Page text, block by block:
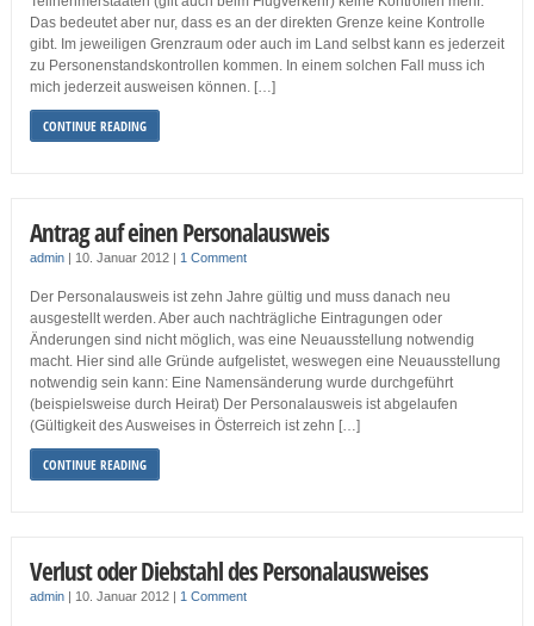
Das bedeutet aber nur, dass es an der direkten Grenze keine Kontrolle
gibt. Im jeweiligen Grenzraum oder auch im Land selbst kann es jederzeit
zu Personenstandskontrollen kommen. In einem solchen Fall muss ich
mich jederzeit ausweisen können. […]
CONTINUE READING
Antrag auf einen Personalausweis
admin| 10. Januar 2012 | 1 Comment
Der Personalausweis ist zehn Jahre gültig und muss danach neu
ausgestellt werden. Aber auch nachträgliche Eintragungen oder
Änderungen sind nicht möglich, was eine Neuausstellung notwendig
macht. Hier sind alle Gründe aufgelistet, weswegen eine Neuausstellung
notwendig sein kann: Eine Namensänderung wurde durchgeführt
(beispielsweise durch Heirat) Der Personalausweis ist abgelaufen
(Gültigkeit des Ausweises in Österreich ist zehn […]
CONTINUE READING
Verlust oder Diebstahl des Personalausweises
admin| 10. Januar 2012 | 1 Comment